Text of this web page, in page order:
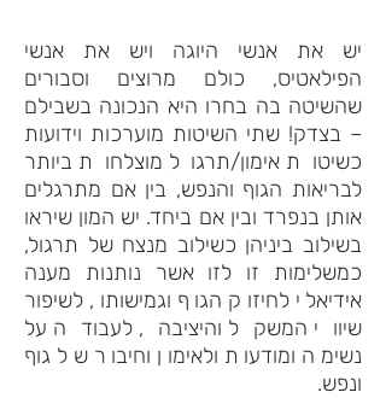
יש את אנשי היוגה ויש את אנשי
הפילאטיס, כולם מרוצים וסבורים
שהשיטה בה בחרו היא הנכונה בשבילם
– בצדק! שתי השיטות מוערכות וידועות
כשיטות אימון/תרגול מוצלחות ביותר
לבריאות הגוף והנפש, בין אם מתרגלים
אותן בנפרד ובין אם ביחד. יש המון שיראו
בשילוב ביניהן כשילוב מנצח של תרגול,
כמשלימות זו לזו אשר נותנות מענה
אידיאלי לחיזוק הגוף וגמישותו, לשיפור
שיווי המשקל והיציבה, לעבודה על
נשימה ומודעות ולאימון וחיבור של גוף
ונפש.